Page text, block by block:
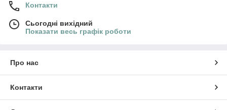
Контакти
Сьогодні вихідний
Показати весь графік роботи
Про нас
Контакти